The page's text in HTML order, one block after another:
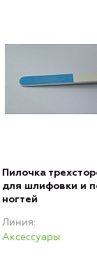
Пилочка
для шлифовки и
ногтей
Линия
Аксессуары